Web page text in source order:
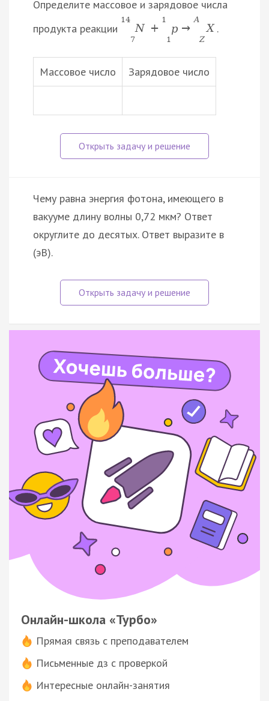
Определите массовое и зарядовое числа
продукта реакции
14
7
N +
1
1
p →
A
Z
X .
Массовое число Зарядовое число
Чему равна энергия фотона, имеющего в
вакууме длину волны 0,72 мкм? Ответ
округлите до десятых. Ответ выразите в
(эВ).
Онлайн-школа «Турбо»
Прямая связь с преподавателем
Письменные дз с проверкой
Интересные онлайн-занятия